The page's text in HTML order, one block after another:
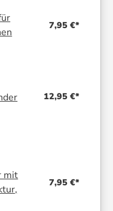
7,95 €*
12,95 €*
mit
7,95 €*